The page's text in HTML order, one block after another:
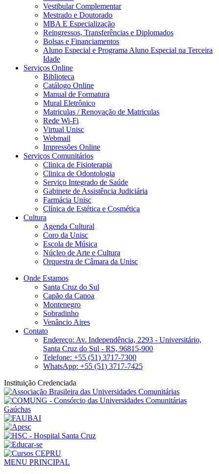
Vestibular Complementar
Mestrado e Doutorado
MBA E Especialização
Reingressos, Transferências e Diplomados
Bolsas e Financiamentos
Aluno Especial e Programa Aluno Especial na Terceira
Idade
Serviços Online
Biblioteca
Catálogo Online
Manual de Formatura
Mural Eletrônico
Matriculas / Renovação de Matriculas
Rede Wi-Fi
Virtual Unisc
Webmail
Impressões Online
Serviços Comunitários
Clinica de Fisioterapia
Clinica de Odontologia
Serviço Integrado de Saúde
Gabinete de Assistência Judiciária
Farmácia Unisc
Clínica de Estética e Cosmética
Cultura
Agenda Cultural
Coro da Unisc
Escola de Música
Núcleo de Arte e Cultura
Orquestra de Câmara da Unisc
Onde Estamos
Santa Cruz do Sul
Capão da Canoa
Montenegro
Sobradinho
Venâncio Aires
Contato
Endereço: Av. Independência, 2293 - Universitário,
Santa Cruz do Sul - RS, 96815-900
Telefone: +55 (51) 3717-7300
WhatsApp: +55 (51) 3717-7425
Instituição Credenciada
MENU PRINCIPAL